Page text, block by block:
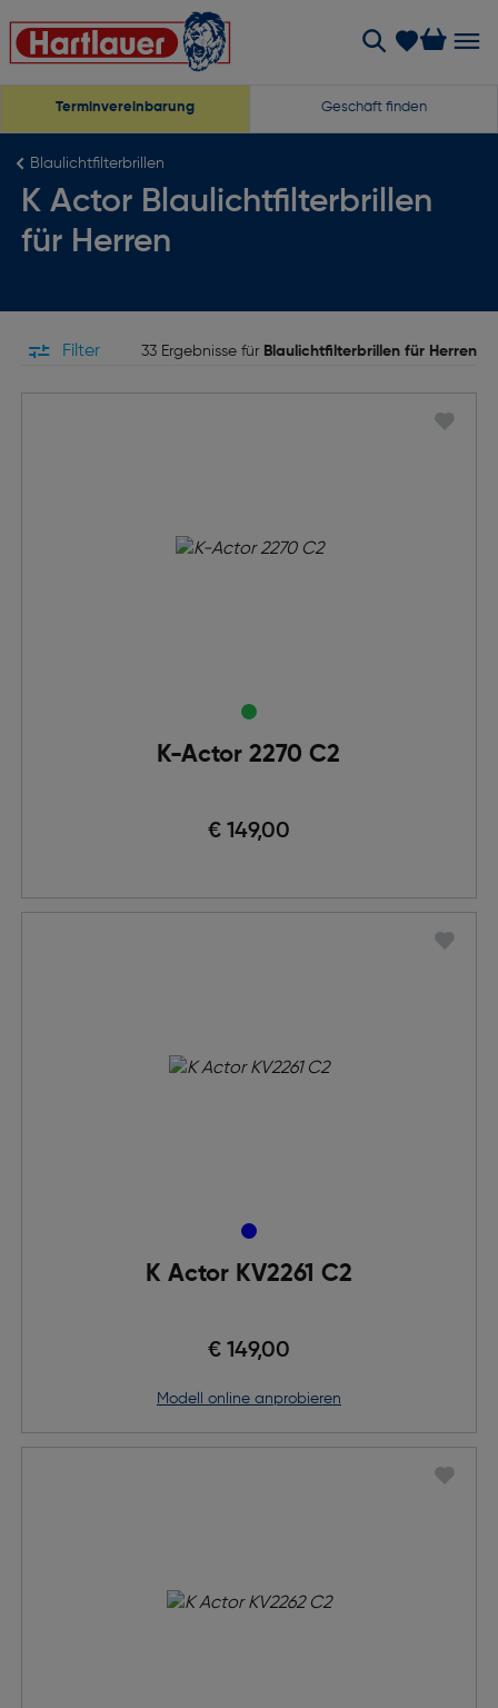
Terminvereinbarung Geschäft finden
Blaulichtfilterbrillen
K Actor Blaulichtfilterbrillen
für Herren
Filter 33 Ergebnisse für Blaulichtfilterbrillen für Herren
K-Actor 2270 C2
€ 149,00
K Actor KV2261 C2
€ 149,00
Modell online anprobieren